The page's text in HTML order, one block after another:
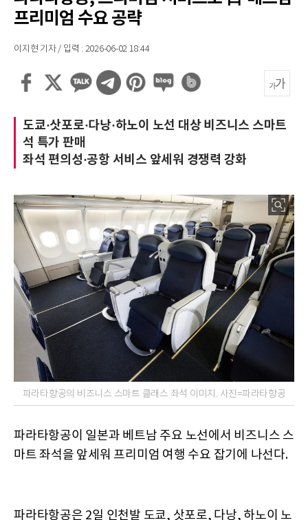
프리미엄 수요 공략
이지현 기자 / 입력 : 2026-06-02 18:44
도쿄·삿포로·다낭·하노이 노선 대상 비즈니스 스마트
석 특가 판매
좌석 편의성·공항 서비스 앞세워 경쟁력 강화
파라타항공의 비즈니스 스마트 클래스 좌석 이미지. 사진=파라타항공
파라타항공이 일본과 베트남 주요 노선에서 비즈니스 스
마트 좌석을 앞세워 프리미엄 여행 수요 잡기에 나선다.
파라타항공은 2일 인천발 도쿄, 삿포로, 다낭, 하노이 노